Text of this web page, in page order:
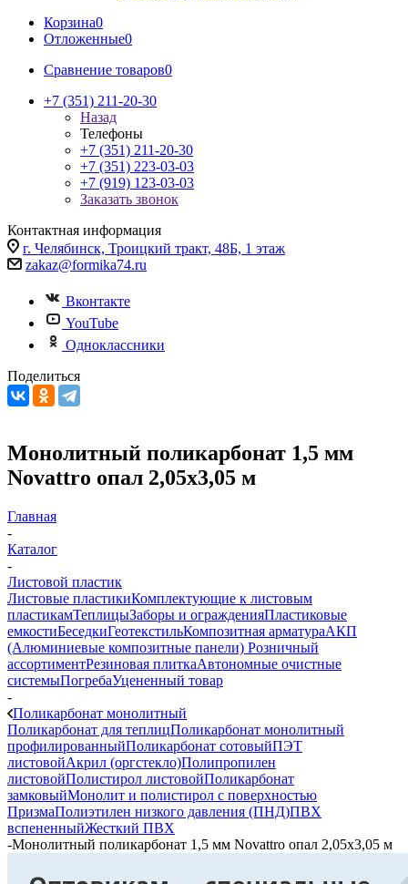
Корзина0
Отложенные0
Сравнение товаров0
+7 (351) 211-20-30
Назад
Телефоны
+7 (351) 211-20-30
+7 (351) 223-03-03
+7 (919) 123-03-03
Заказать звонок
Контактная информация
г. Челябинск, Троицкий тракт, 48Б, 1 этаж
zakaz@formika74.ru
Вконтакте
YouTube
Одноклассники
Поделиться
Монолитный поликарбонат 1,5 мм
Novattro опал 2,05х3,05 м
Главная
-
Каталог
-
Листовой пластик
Листовые пластикиКомплектующие к листовым
пластикамТеплицыЗаборы и огражденияПластиковые
емкостиБеседкиГеотекстильКомпозитная арматураАКП
(Алюминиевые композитные панели) Розничный
ассортиментРезиновая плиткаАвтономные очистные
системыПогребаУцененный товар
-
Поликарбонат монолитный
Поликарбонат для теплицПоликарбонат монолитный
профилированныйПоликарбонат сотовыйПЭТ
листовойАкрил (оргстекло)Полипропилен
листовойПолистирол листовойПоликарбонат
замковыйМонолит и полистирол с поверхностью
ПризмаПолиэтилен низкого давления (ПНД)ПВХ
вспененныйЖесткий ПВХ
-Монолитный поликарбонат 1,5 мм Novattro опал 2,05х3,05 м